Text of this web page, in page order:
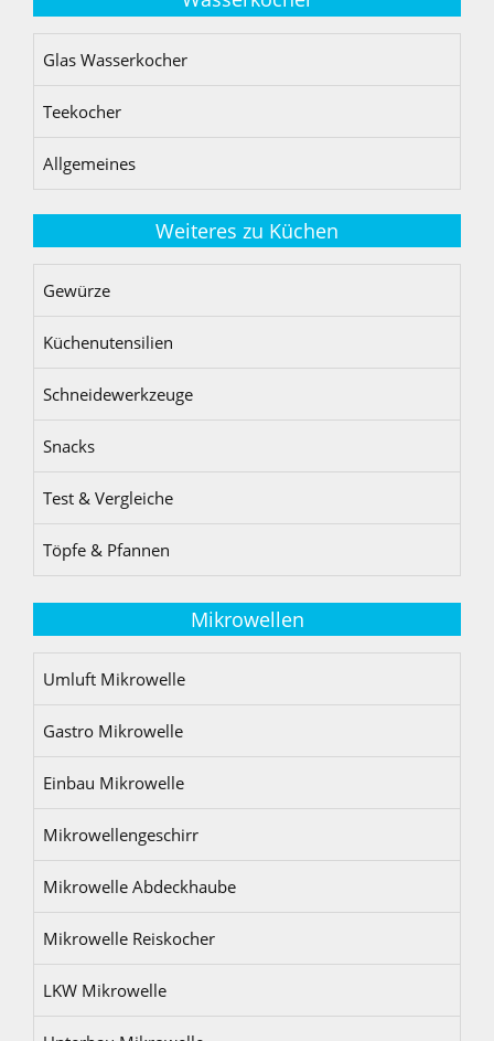
Glas Wasserkocher
Teekocher
Allgemeines
Weiteres zu Küchen
Gewürze
Küchenutensilien
Schneidewerkzeuge
Snacks
Test & Vergleiche
Töpfe & Pfannen
Mikrowellen
Umluft Mikrowelle
Gastro Mikrowelle
Einbau Mikrowelle
Mikrowellengeschirr
Mikrowelle Abdeckhaube
Mikrowelle Reiskocher
LKW Mikrowelle